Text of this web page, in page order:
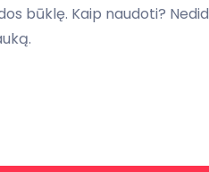
būklę. Kaip naudoti?